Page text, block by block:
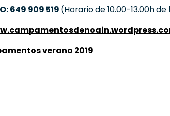
649 909 519 (Horario de 10.00-13.00h
verano 2019